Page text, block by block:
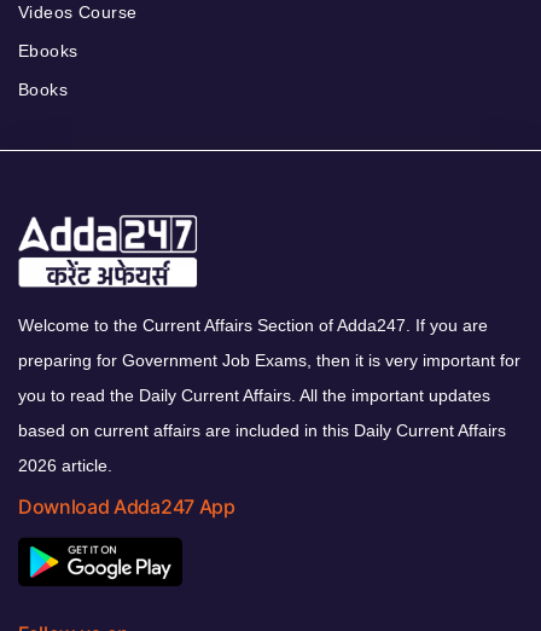
Videos Course
Ebooks
Books
Welcome to the Current Affairs Section of Adda247. If you are
preparing for Government Job Exams, then it is very important for
you to read the Daily Current Affairs. All the important updates
based on current affairs are included in this Daily Current Affairs
2026 article.
Download Adda247 App